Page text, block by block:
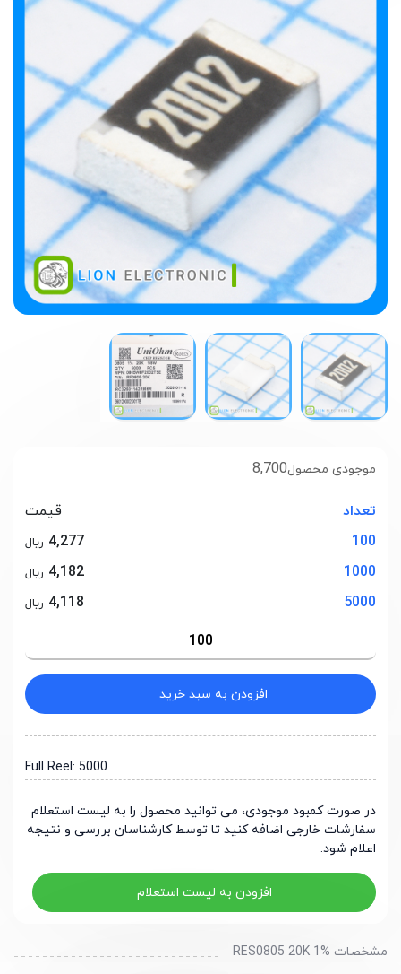
8,700موجودی محصول
تعداد
قیمت
100
4,277 ریال
1000
4,182 ریال
5000
4,118 ریال
افزودن به سبد خرید
Full Reel: 5000
در صورت کمبود موجودی، می توانید محصول را به لیست استعلام
سفارشات خارجی اضافه کنید تا توسط کارشناسان بررسی و نتیجه
اعلام شود.
افزودن به لیست استعلام
مشخصات RES0805 20K 1%